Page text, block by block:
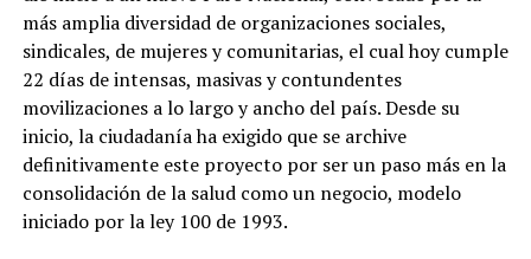
más amplia diversidad de organizaciones sociales,
sindicales, de mujeres y comunitarias, el cual hoy cumple
22 días de intensas, masivas y contundentes
movilizaciones a lo largo y ancho del país. Desde su
inicio, la ciudadanía ha exigido que se archive
definitivamente este proyecto por ser un paso más en la
consolidación de la salud como un negocio, modelo
iniciado por la ley 100 de 1993.